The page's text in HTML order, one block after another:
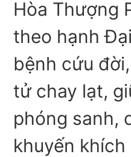
Hòa Thượng
theo hạnh
bệnh cứu
tử chay lạt,
phóng sanh,
khuyến